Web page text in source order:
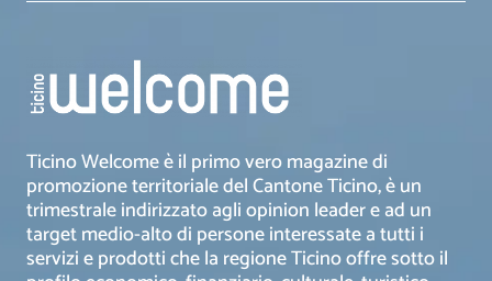
Ticino Welcome è il primo vero magazine di
promozione territoriale del Cantone Ticino, è un
trimestrale indirizzato agli opinion leader e ad un
target medio-alto di persone interessate a tutti i
servizi e prodotti che la regione Ticino offre sotto il